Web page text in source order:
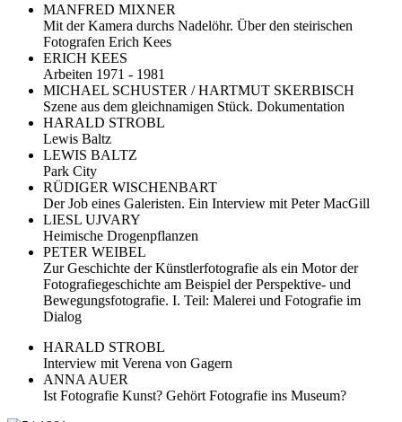
MANFRED MIXNER
Mit der Kamera durchs Nadelöhr. Über den steirischen
Fotografen Erich Kees
ERICH KEES
Arbeiten 1971 - 1981
MICHAEL SCHUSTER / HARTMUT SKERBISCH
Szene aus dem gleichnamigen Stück. Dokumentation
HARALD STROBL
Lewis Baltz
LEWIS BALTZ
Park City
RÜDIGER WISCHENBART
Der Job eines Galeristen. Ein Interview mit Peter MacGill
LIESL UJVARY
Heimische Drogenpflanzen
PETER WEIBEL
Zur Geschichte der Künstlerfotografie als ein Motor der
Fotografiegeschichte am Beispiel der Perspektive- und
Bewegungsfotografie. I. Teil: Malerei und Fotografie im
Dialog
HARALD STROBL
Interview mit Verena von Gagern
ANNA AUER
Ist Fotografie Kunst? Gehört Fotografie ins Museum?